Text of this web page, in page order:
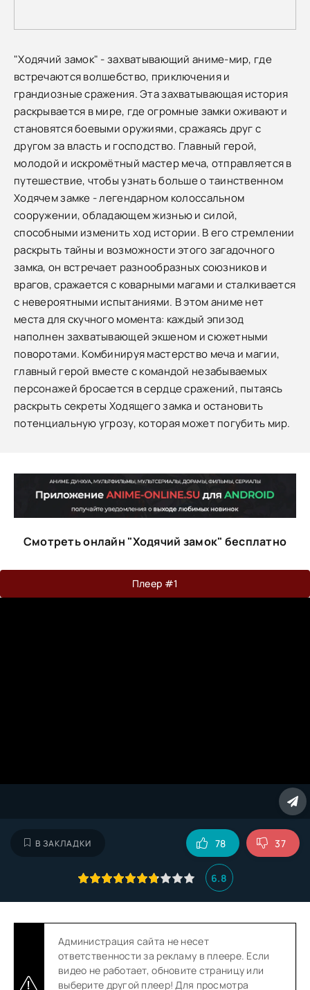
"Ходячий замок" - захватывающий аниме-мир, где
встречаются волшебство, приключения и
грандиозные сражения. Эта захватывающая история
раскрывается в мире, где огромные замки оживают и
становятся боевыми оружиями, сражаясь друг с
другом за власть и господство. Главный герой,
молодой и искромётный мастер меча, отправляется в
путешествие, чтобы узнать больше о таинственном
Ходячем замке - легендарном колоссальном
сооружении, обладающем жизнью и силой,
способными изменить ход истории. В его стремлении
раскрыть тайны и возможности этого загадочного
замка, он встречает разнообразных союзников и
врагов, сражается с коварными магами и сталкивается
с невероятными испытаниями. В этом аниме нет
места для скучного момента: каждый эпизод
наполнен захватывающей экшеном и сюжетными
поворотами. Комбинируя мастерство меча и магии,
главный герой вместе с командой незабываемых
персонажей бросается в сердце сражений, пытаясь
раскрыть секреты Ходящего замка и остановить
потенциальную угрозу, которая может погубить мир.
Смотреть онлайн "Ходячий замок" бесплатно
Плеер #1
В ЗАКЛАДКИ
6.8
78 37
Администрация сайта не несет
ответственности за рекламу в плеере. Если
видео не работает, обновите страницу или
выберите другой плеер! Для просмотра